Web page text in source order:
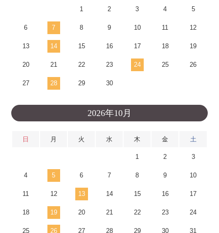
1 2 3 4 5
6 7 8 9 10 11 12
13 14 15 16 17 18 19
20 21 22 23 24 25 26
27 28 29 30
2026年10月
日 月 火 水 木 金 土
1 2 3
4 5 6 7 8 9 10
11 12 13 14 15 16 17
18 19 20 21 22 23 24
25 26 27 28 29 30 31